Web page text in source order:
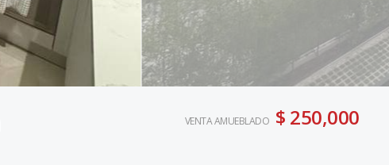
VENTA AMUEBLADO $ 250,000